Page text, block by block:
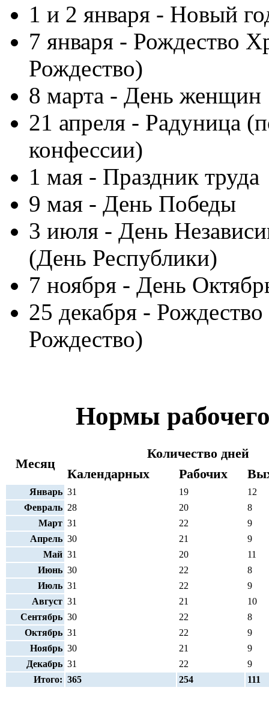
1 и 2 января - Новый
7 января - Рождество
Рождество)
8 марта - День женщин
21 апреля - Радуница
конфессии)
1 мая - Праздник труда
9 мая - День Победы
3 июля - День
(День Республики)
7 ноября - День
25 декабря -
Рождество)
Нормы
Месяц
Количество дней
Календарных
Рабочих
Январь 31 19
12
Февраль 28 20
8
Март 31 22
9
Апрель 30 21
9
Май 31 20
11
Июнь 30 22
8
Июль 31 22
9
Август 31 21
10
Сентябрь 30 22
8
Октябрь 31 22
9
Ноябрь 30 21
9
Декабрь 31 22
9
Итого: 365 254 111